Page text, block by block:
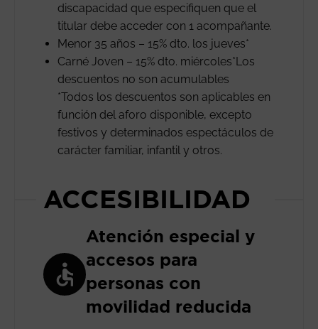
discapacidad que especifiquen que el
titular debe acceder con 1 acompañante.
Menor 35 años – 15% dto. los jueves*
Carné Joven – 15% dto. miércoles*Los
descuentos no son acumulables
*Todos los descuentos son aplicables en
función del aforo disponible, excepto
festivos y determinados espectáculos de
carácter familiar, infantil y otros.
ACCESIBILIDAD
Atención especial y
accesos para
personas con
movilidad reducida